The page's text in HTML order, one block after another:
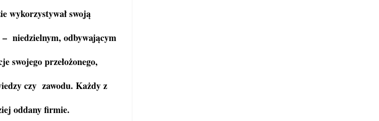
wykorzystywał swoją
– niedzielnym, odbywającym
swojego przełożonego,
czy zawodu. Każdy z
oddany firmie.